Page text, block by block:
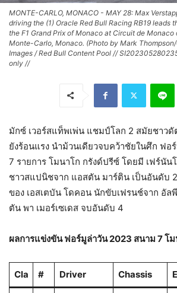
MONTE-CARLO, MONACO - MAY 28: Max
driving the (1) Oracle Red Bull Racing RB19 leads
the F1 Grand Prix of Monaco at Circuit de
Monte-Carlo, Monaco. (Photo by Mark
Images / Red Bull Content Pool //
only //
มักซ์ เวอร์สแท็พเพ่น แชมป์โลก 2 สมัยชาวดั
ยังร้อนแรง นำม้วนเดียวจบคว้าชัยในศึก ฟอ
7 รายการ โมนาโก กรังด์ปรีซ์ โดยมี เฟร์นัน
ชาวสแปนิชจาก แอสตัน มาร์ติน เป็นอันดับ
ของ เอสเตบัน โดคอน นักขับเฟรนช์จาก อั
ตัน พา เมอร์เซเดส จบอันดับ 4
ผลการแข่งขัน ฟอร์มูล่าวัน 2023 สนาม 7 โ
Cla # Driver Chassis